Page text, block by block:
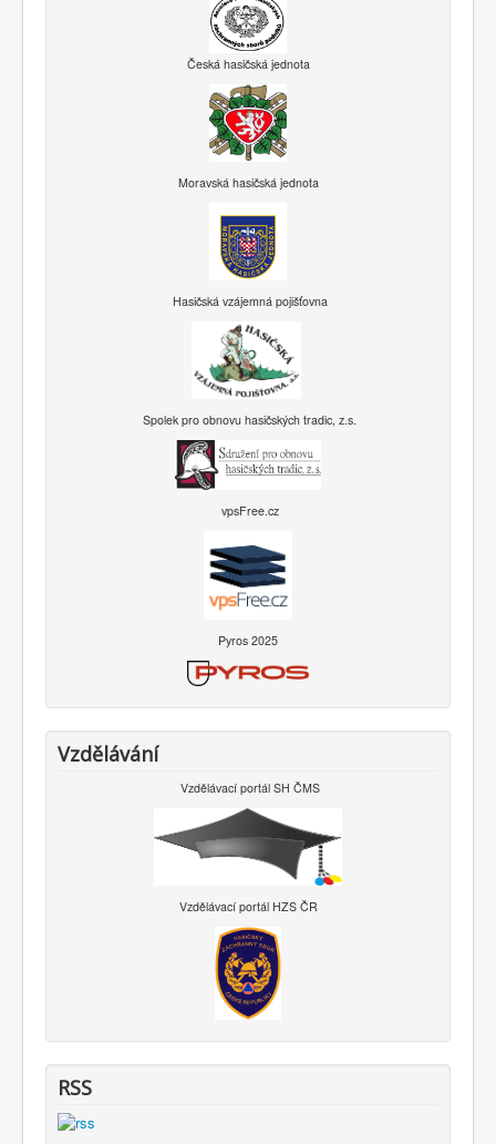
Česká hasičská jednota
Moravská hasičská jednota
Hasičská vzájemná pojišťovna
Spolek pro obnovu hasičských tradic, z.s.
vpsFree.cz
Pyros 2025
Vzdělávání
Vzdělávací portál SH ČMS
Vzdělávací portál HZS ČR
RSS